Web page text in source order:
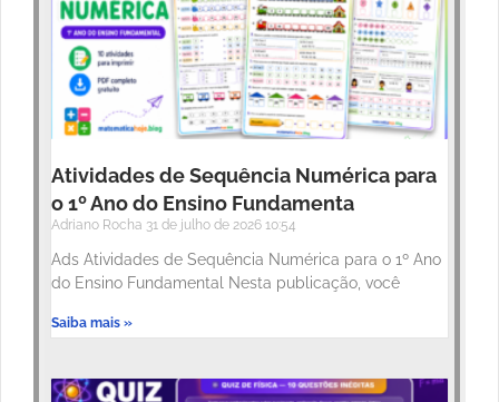
Atividades de Sequência Numérica para
o 1º Ano do Ensino Fundamenta
Adriano Rocha 31 de julho de 2026 10:54
Ads Atividades de Sequência Numérica para o 1º Ano
do Ensino Fundamental Nesta publicação, você
Saiba mais »